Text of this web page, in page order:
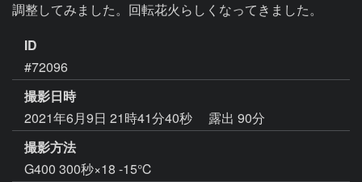
調整してみました。回転花火らしくなってきました。
ID
#72096
撮影日時
2021年6月9日 21時41分40秒
露出 90分
撮影方法
G400 300秒×18 -15℃